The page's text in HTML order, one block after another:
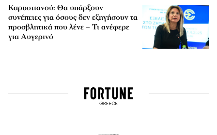
Καρυστιανού: Θα υπάρξουν
συνέπειες για όσους δεν εξηγήσουν τα
προσβλητικά που λένε – Τι ανέφερε
για Αυγερινό